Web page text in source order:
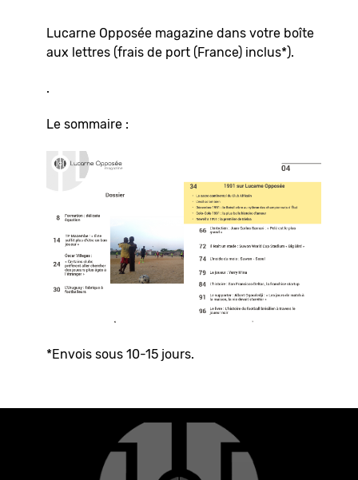
Lucarne Opposée magazine dans votre boîte
aux lettres (frais de port (France) inclus*).
.
Le sommaire :
*Envois sous 10-15 jours.